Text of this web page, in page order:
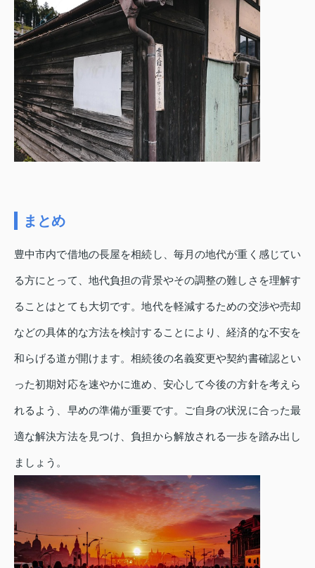
まとめ
豊中市内で借地の長屋を相続し、毎月の地代が重く感じてい
る方にとって、地代負担の背景やその調整の難しさを理解す
ることはとても大切です。地代を軽減するための交渉や売却
などの具体的な方法を検討することにより、経済的な不安を
和らげる道が開けます。相続後の名義変更や契約書確認とい
った初期対応を速やかに進め、安心して今後の方針を考えら
れるよう、早めの準備が重要です。ご自身の状況に合った最
適な解決方法を見つけ、負担から解放される一歩を踏み出し
ましょう。